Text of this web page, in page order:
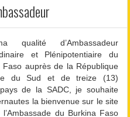
qualité d’Ambassadeur
et Plénipotentiaire du
Faso auprès de la République
du Sud et de treize (13)
de la SADC, je souhaite
la bienvenue sur le site
du Burkina Faso